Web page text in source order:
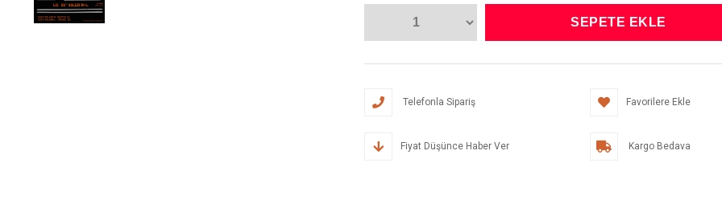
Telefonla Sipariş Favorilere Ekle
Fiyat Düşünce Haber Ver Kargo Bedava